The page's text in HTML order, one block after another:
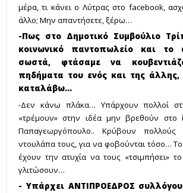
μέρα, τι κάνει ο Λύτρας στο facebook,
άλλο; Μην απαντήσετε, ξέρω…
-Πως στο Δημοτικό Συμβούλιο
κοινωνικό παντοπωλείο και το
σωστά, φτάσαμε να
πηδήματα του ενός και της
καταλάβω…
-Δεν κάνω πλάκα… Υπάρχουν πολλοί
«τρέμουν» στην ιδέα μην βρεθούν στο
Παπαγεωργόπουλο.. Κρύβουν πολλούς
ντουλάπα τους, για να φοβούνται τόσο…
έχουν την ατυχία να τους «τσιμπήσει»
γλιτώσουν…
- Υπάρχει ΑΝΤΙΠΡΟΕΔΡΟΣ